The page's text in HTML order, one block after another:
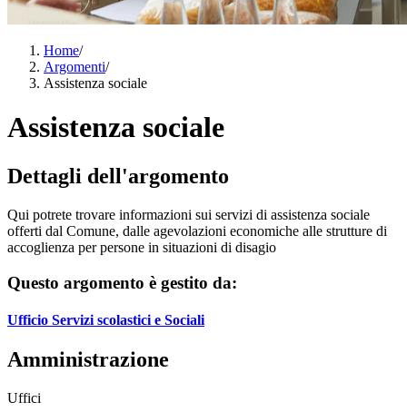
Home/
Argomenti/
Assistenza sociale
Assistenza sociale
Dettagli dell'argomento
Qui potrete trovare informazioni sui servizi di assistenza sociale
offerti dal Comune, dalle agevolazioni economiche alle strutture di
accoglienza per persone in situazioni di disagio
Questo argomento è gestito da:
Ufficio Servizi scolastici e Sociali
Amministrazione
Uffici